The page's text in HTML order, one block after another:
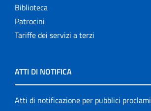
Biblioteca
Patrocini
Tariffe dei servizi a terzi
ATTI DI NOTIFICA
Atti di notificazione per pubblici proclami